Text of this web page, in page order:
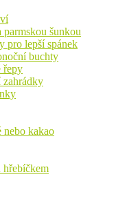
parmskou šunkou
pro lepší spánek
buchty
řepy
zahrádky
nebo kakao